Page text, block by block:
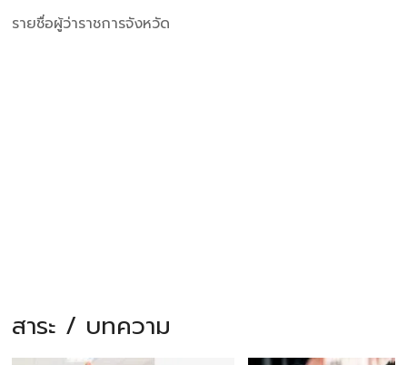
รายชื่อผู้ว่าราชการจังหวัด
สาระ / บทความ